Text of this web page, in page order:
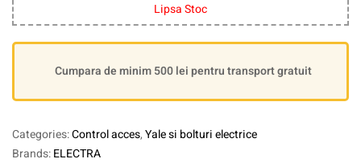
Lipsa Stoc
Cumpara de minim 500 lei pentru transport gratuit
Categories:Control acces,Yale si bolturi electrice
Brands:ELECTRA